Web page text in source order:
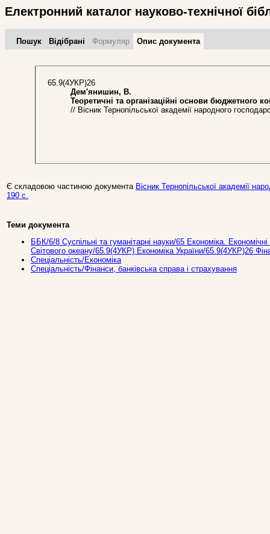
Електронний каталог науково-технічної
Пошук Відібрані Формуляр Опис документа
65.9(4УКР)26
Дем'янишин, В.
Теоретичні та організаційні основи бюджетного
// Вісник Тернопільської академії народного
Є складовою частиною документа Вісник Тернопільської академії
190 с.
Теми документа
ББК/6/8 Суспільні та гуманітарні науки/65 Економіка.
Світового океану/65.9(4УКР) Економіка України/65.9(4УКР)26
Спеціальність/Економіка
Спеціальність/Фінанси, банківська справа і страхування